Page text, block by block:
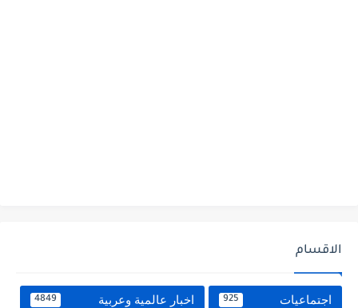
الاقسام
اجتماعيات 925 اخبار عالمية وعربية 4849